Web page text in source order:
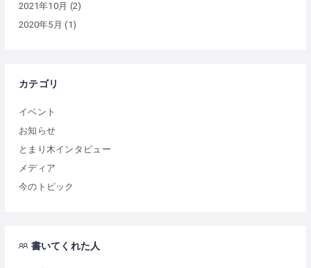
2021年10月 (2)
2020年5月 (1)
カテゴリ
イベント
お知らせ
とまり木インタビュー
メディア
今のトピック
書いてくれた人